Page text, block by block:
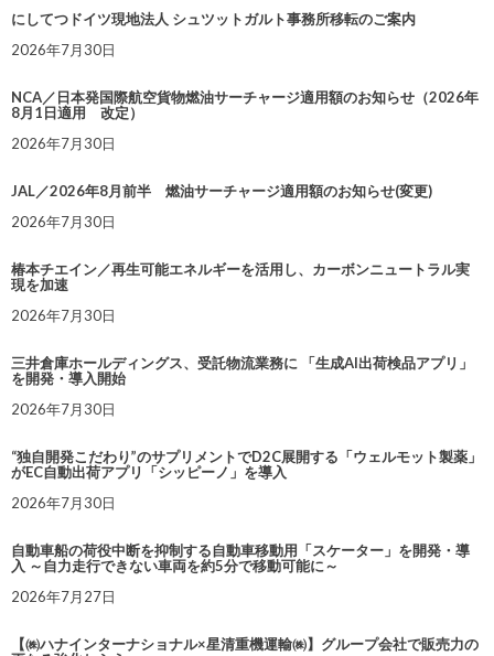
にしてつドイツ現地法人 シュツットガルト事務所移転のご案内
2026年7月30日
NCA／日本発国際航空貨物燃油サーチャージ適用額のお知らせ（2026年
8月1日適用 改定）
2026年7月30日
JAL／2026年8月前半 燃油サーチャージ適用額のお知らせ(変更)
2026年7月30日
椿本チエイン／再生可能エネルギーを活用し、カーボンニュートラル実
現を加速
2026年7月30日
三井倉庫ホールディングス、受託物流業務に 「生成AI出荷検品アプリ」
を開発・導入開始
2026年7月30日
“独自開発こだわり”のサプリメントでD2C展開する「ウェルモット製薬」
がEC自動出荷アプリ「シッピーノ」を導入
2026年7月30日
自動車船の荷役中断を抑制する自動車移動用「スケーター」を開発・導
入 ～自力走行できない車両を約5分で移動可能に～
2026年7月27日
【㈱ハナインターナショナル×星清重機運輸㈱】グループ会社で販売力の